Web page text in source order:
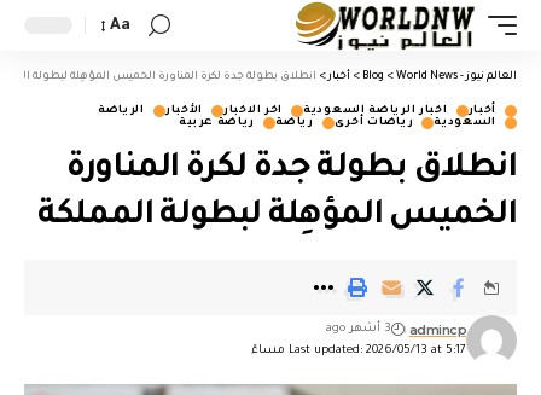
Aa
العالم نيوز - World News >
Blog
> أخبار > انطلاق بطولة جدة لكرة المناورة الخميس المؤهِلة لبطولة
أخبار اخبار الرياضة السعودية اخر الاخبار الأخبار
الرياضة
السعودية
رياضات أخرى رياضة رياضة عربية
انطلاق بطولة جدة لكرة المناورة
الخميس المؤهِلة لبطولة المملكة
Last updated: 2026/05/13 at 5:17 مساءً
admincp 3 أشهر ago